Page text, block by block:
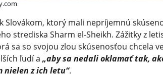
Slovákom, ktorý mali nepríjemnú
strediska Sharm el-Sheikh. Zážitky z
sa so svojou zlou skúsenosťou chcela
ľudí a „aby sa nedali oklamať tak,
nielen z ich letu“.